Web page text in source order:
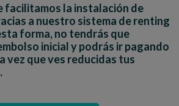
facilitamos la instalación de
a nuestro sistema de renting
forma, no tendrás que
inicial y podrás ir pagando
vez que ves reducidas tus